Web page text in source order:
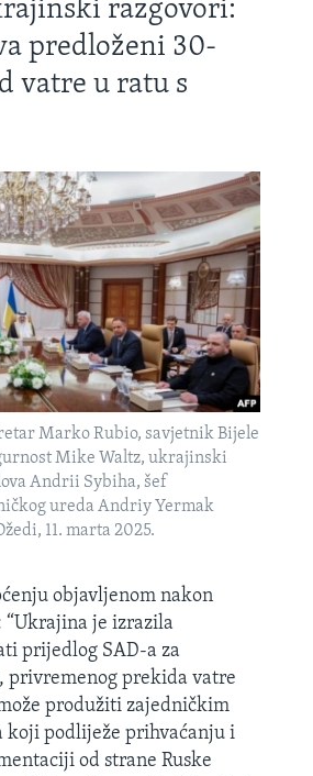
razgovori:
predloženi 30-
vatre u ratu s
Marko Rubio, savjetnik Bijele
Mike Waltz, ukrajinski
Andrii Sybiha, šef
ureda Andriy Yermak
11. marta 2025.
objavljenom nakon
“Ukrajina je izrazila
prijedlog SAD-a za
privremenog prekida vatre
produžiti zajedničkim
koji podliježe prihvaćanju i
od strane Ruske